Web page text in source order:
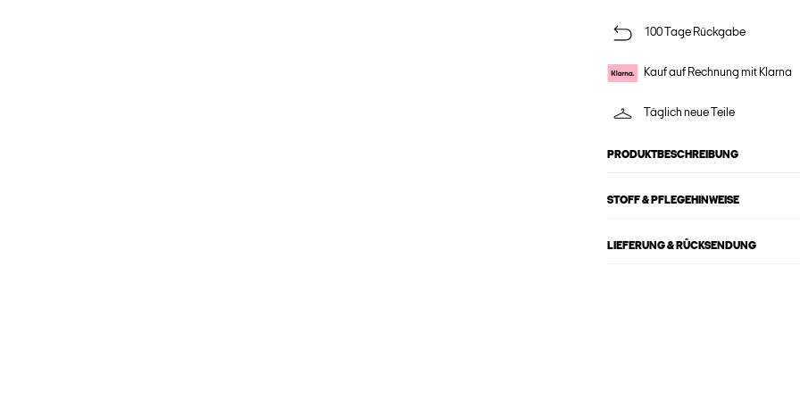
100 Tage Rückgabe
Kauf auf Rechnung mit Klarna
Täglich neue Teile
PRODUKTBESCHREIBUNG
STOFF & PFLEGEHINWEISE
LIEFERUNG & RÜCKSENDUNG